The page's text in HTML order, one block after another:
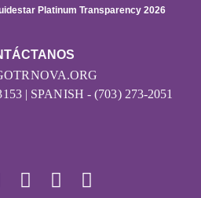
| SPANISH - (703) 273-2051